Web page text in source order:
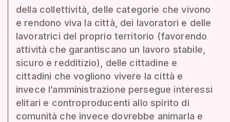
della collettività, delle categorie che vivono
e rendono viva la città, dei lavoratori e delle
lavoratrici del proprio territorio (favorendo
attività che garantiscano un lavoro stabile,
sicuro e redditizio), delle cittadine e
cittadini che vogliono vivere la città e
invece l’amministrazione persegue interessi
elitari e controproducenti allo spirito di
comunità che invece dovrebbe animarla e